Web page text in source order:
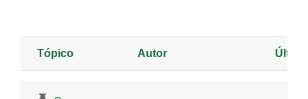
Status
Tópico Autor